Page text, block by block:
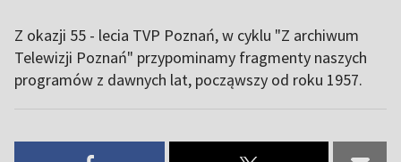
Z okazji 55 - lecia TVP Poznań, w cyklu "Z archiwum
Telewizji Poznań" przypominamy fragmenty naszych
programów z dawnych lat, począwszy od roku 1957.